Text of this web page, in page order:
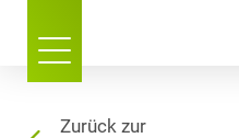
Zurück zur